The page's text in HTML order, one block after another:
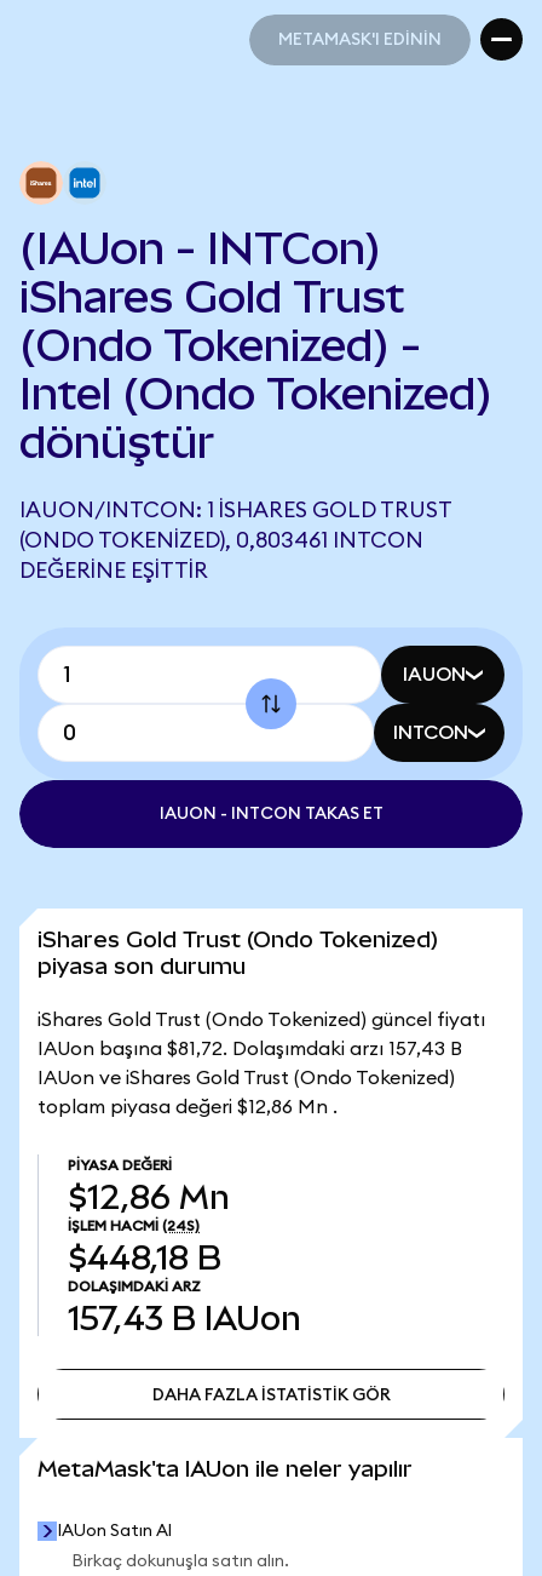
METAMASK'I EDİNİN
(IAUon - INTCon)
iShares Gold Trust
(Ondo Tokenized) -
Intel (Ondo Tokenized)
dönüştür
IAUON/INTCON: 1 ISHARES GOLD TRUST
(ONDO TOKENIZED), 0,803461 INTCON
DEĞERINE EŞITTIR
IAUON
INTCON
IAUON - INTCON TAKAS ET
iShares Gold Trust (Ondo Tokenized)
piyasa son durumu
iShares Gold Trust (Ondo Tokenized) güncel fiyatı
IAUon başına $81,72. Dolaşımdaki arzı 157,43 B
IAUon ve iShares Gold Trust (Ondo Tokenized)
toplam piyasa değeri $12,86 Mn .
PIYASA DEĞERI
$12,86 Mn
İŞLEM HACMI (24S)
$448,18 B
DOLAŞIMDAKI ARZ
157,43 B IAUon
DAHA FAZLA İSTATİSTİK GÖR
MetaMask'ta IAUon ile neler yapılır
IAUon Satın Al
Birkaç dokunuşla satın alın.